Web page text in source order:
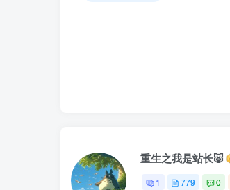
重生之我是站长🐷
1 779 0